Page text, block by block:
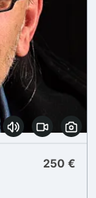
250 €